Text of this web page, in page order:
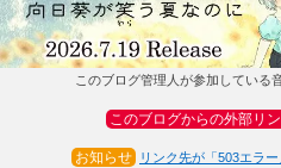
このブログ管理人が参加している
このブログからの外部リ
お知らせ リンク先が「503エラ